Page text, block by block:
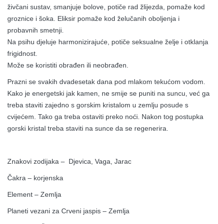
živčani sustav, smanjuje bolove, potiče rad žlijezda, pomaže kod
groznice i šoka. Eliksir pomaže kod želučanih oboljenja i
probavnih smetnji.
Na psihu djeluje harmonizirajuće, potiče seksualne želje i otklanja
frigidnost.
Može se koristiti obrađen ili neobrađen.
Prazni se svakih dvadesetak dana pod mlakom tekućom vodom.
Kako je energetski jak kamen, ne smije se puniti na suncu, već ga
treba staviti zajedno s gorskim kristalom u zemlju posude s
cvijećem. Tako ga treba ostaviti preko noći. Nakon tog postupka
gorski kristal treba staviti na sunce da se regenerira.
Znakovi zodijaka – Djevica, Vaga, Jarac
Čakra – korjenska
Element – Zemlja
Planeti vezani za Crveni jaspis – Zemlja